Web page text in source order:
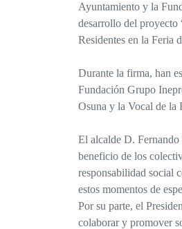
Ayuntamiento y la
desarrollo del proyecto
Residentes en la Feria
Durante la firma, han
Fundación Grupo
Osuna y la Vocal de la
El alcalde D. Fernando
beneficio de los
responsabilidad social
estos momentos de
Por su parte, el
colaborar y promover